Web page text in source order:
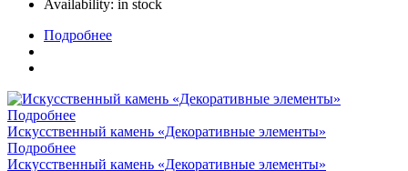
Availability: in stock
Подробнее
Подробнее
Искусственный камень «Декоративные элементы»
Подробнее
Искусственный камень «Декоративные элементы»